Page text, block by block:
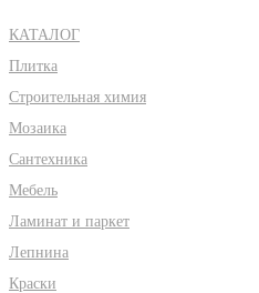
КАТАЛОГ
Плитка
Строительная химия
Мозаика
Сантехника
Мебель
Ламинат и паркет
Лепнина
Краски